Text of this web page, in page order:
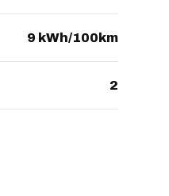
9 kWh/100km
2